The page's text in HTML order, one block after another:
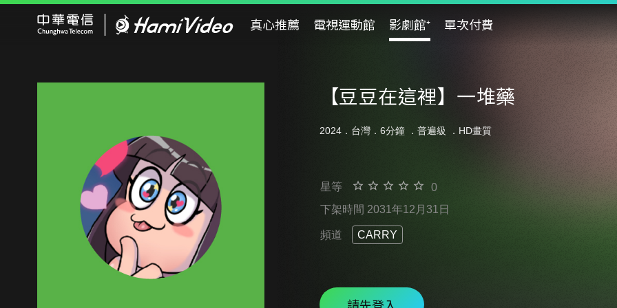
真心推薦 電視運動館 影劇館⁺ 單次付費
【豆豆在這裡】一堆藥
2024．台灣．6分鐘 ． 普遍級 ．HD畫質
星等
0
下架時間 2031年12月31日
頻道 CARRY